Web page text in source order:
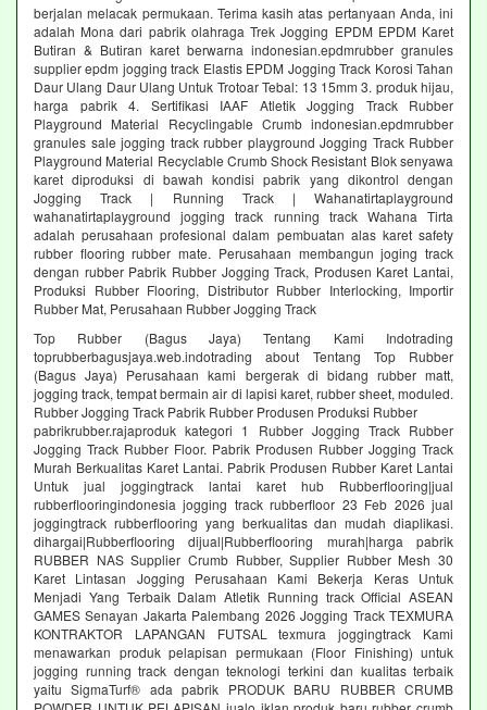
berjalan melacak permukaan. Terima kasih atas pertanyaan Anda, ini
adalah Mona dari pabrik olahraga Trek Jogging EPDM EPDM Karet
Butiran & Butiran karet berwarna indonesian.epdmrubber granules
supplier epdm jogging track Elastis EPDM Jogging Track Korosi Tahan
Daur Ulang Daur Ulang Untuk Trotoar Tebal: 13 15mm 3. produk hijau,
harga pabrik 4. Sertifikasi IAAF Atletik Jogging Track Rubber
Playground Material Recyclingable Crumb indonesian.epdmrubber
granules sale jogging track rubber playground Jogging Track Rubber
Playground Material Recyclable Crumb Shock Resistant Blok senyawa
karet diproduksi di bawah kondisi pabrik yang dikontrol dengan
Jogging Track | Running Track | Wahanatirtaplayground
wahanatirtaplayground jogging track running track Wahana Tirta
adalah perusahaan profesional dalam pembuatan alas karet safety
rubber flooring rubber mate. Perusahaan membangun joging track
dengan rubber Pabrik Rubber Jogging Track, Produsen Karet Lantai,
Produksi Rubber Flooring, Distributor Rubber Interlocking, Importir
Rubber Mat, Perusahaan Rubber Jogging Track
Top Rubber (Bagus Jaya) Tentang Kami Indotrading
toprubberbagusjaya.web.indotrading about Tentang Top Rubber
(Bagus Jaya) Perusahaan kami bergerak di bidang rubber matt,
jogging track, tempat bermain air di lapisi karet, rubber sheet, moduled.
Rubber Jogging Track Pabrik Rubber Produsen Produksi Rubber
pabrikrubber.rajaproduk kategori 1 Rubber Jogging Track Rubber
Jogging Track Rubber Floor. Pabrik Produsen Rubber Jogging Track
Murah Berkualitas Karet Lantai. Pabrik Produsen Rubber Karet Lantai
Untuk jual joggingtrack lantai karet hub Rubberflooring|jual
rubberflooringindonesia jogging track rubberfloor 23 Feb 2026 jual
joggingtrack rubberflooring yang berkualitas dan mudah diaplikasi.
dihargai|Rubberflooring dijual|Rubberflooring murah|harga pabrik
RUBBER NAS Supplier Crumb Rubber, Supplier Rubber Mesh 30
Karet Lintasan Jogging Perusahaan Kami Bekerja Keras Untuk
Menjadi Yang Terbaik Dalam Atletik Running track Official ASEAN
GAMES Senayan Jakarta Palembang 2026 Jogging Track TEXMURA
KONTRAKTOR LAPANGAN FUTSAL texmura joggingtrack Kami
menawarkan produk pelapisan permukaan (Floor Finishing) untuk
jogging running track dengan teknologi terkini dan kualitas terbaik
yaitu SigmaTurf® ada pabrik PRODUK BARU RUBBER CRUMB